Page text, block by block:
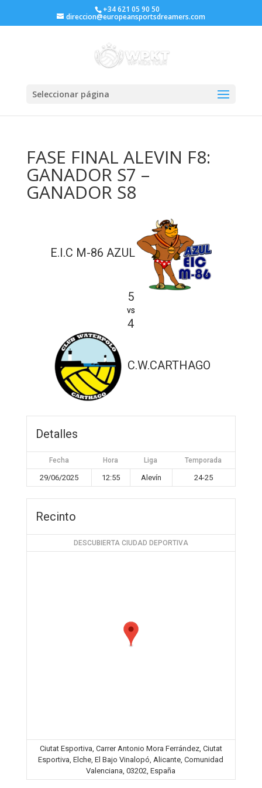
+34 621 05 90 50
direccion@europeansportsdreamers.com
Seleccionar página
FASE FINAL ALEVIN F8:
GANADOR S7 –
GANADOR S8
E.I.C M-86 AZUL
5
vs
4
C.W.CARTHAGO
Detalles
Fecha Hora Liga Temporada
29/06/2025 12:55 Alevín 24-25
Recinto
DESCUBIERTA CIUDAD DEPORTIVA
Ciutat Esportiva, Carrer Antonio Mora Ferrández, Ciutat
Esportiva, Elche, El Bajo Vinalopó, Alicante, Comunidad
Valenciana, 03202, España